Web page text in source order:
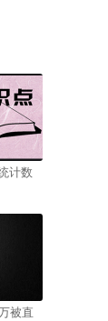
计数
被直